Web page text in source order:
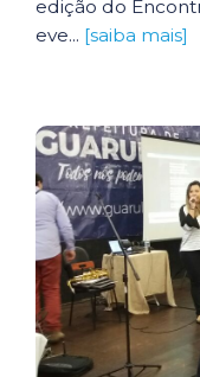
edição do
eve... [saiba mais]